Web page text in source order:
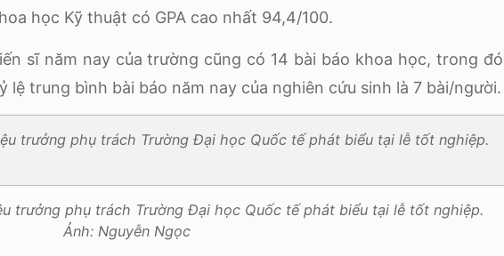
học Kỹ thuật có GPA cao nhất 94,4/100.
sĩ năm nay của trường cũng có 14 bài báo khoa học, trong đó
lệ trung bình bài báo năm nay của nghiên cứu sinh là 7 bài/người.
trưởng phụ trách Trường Đại học Quốc tế phát biểu tại lễ tốt nghiệp.
Ảnh: Nguyễn Ngọc